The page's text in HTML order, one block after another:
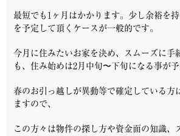
最短でも1ヶ月はかかります。少し余裕を
を予定して頂くケースが一般的です。
今月に住みたいお家を決め、スムーズに手
も、住み始めは2月中旬〜下旬になる事が予
春のお引っ越しが異動等で確定している方
ますので、
この方々は物件の探し方や資金面の知識、